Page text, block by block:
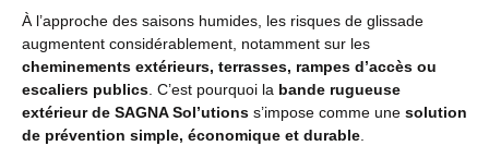
À l’approche des saisons humides, les risques de glissade
augmentent considérablement, notamment sur les
cheminements extérieurs, terrasses, rampes d’accès ou
escaliers publics . C’est pourquoi la bande rugueuse
extérieur de SAGNA Sol’utions s’impose comme une solution
de prévention simple, économique et durable